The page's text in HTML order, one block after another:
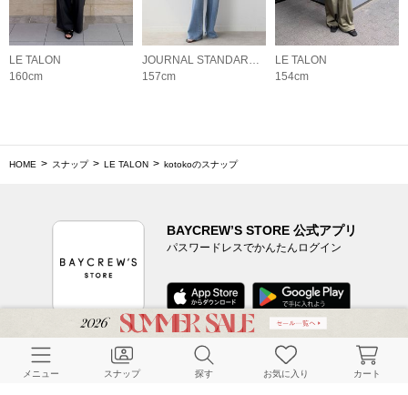
LE TALON
160cm
JOURNAL STANDARD relume LADYS
157cm
LE TALON
154cm
HOME スナップ LE TALON kotokoのスナップ
BAYCREW’S STORE 公式アプリ
パスワードレスでかんたんログイン
CUSTOMER SERVICE
メニュー スナップ 探す お気に入り カート